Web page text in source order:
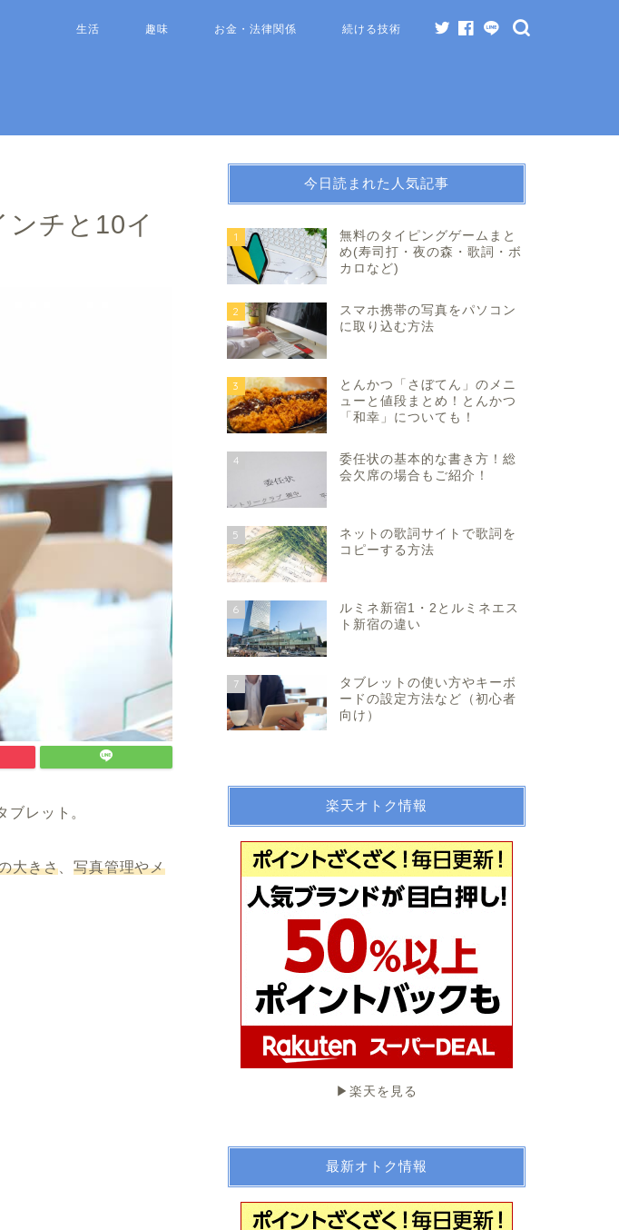
生活 趣味 お金・法律関係 続ける技術
チと10イ
レット。
大きさ 、写真管理やメ
今日読まれた人気記事
1
無料のタイピングゲームまと
め(寿司打・夜の森・歌詞・ボ
カロなど)
2
スマホ携帯の写真をパソコン
に取り込む方法
3
とんかつ「さぼてん」のメニ
ューと値段まとめ！とんかつ
「和幸」についても！
4
委任状の基本的な書き方！総
会欠席の場合もご紹介！
5
ネットの歌詞サイトで歌詞を
コピーする方法
6
ルミネ新宿1・2とルミネエス
ト新宿の違い
7
タブレットの使い方やキーボ
ードの設定方法など（初心者
向け）
楽天オトク情報
▶︎楽天を見る
最新オトク情報